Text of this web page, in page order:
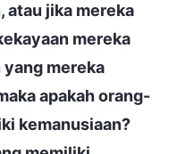
atau jika mereka
mereka
mereka
apakah orang-
kemanusiaan?